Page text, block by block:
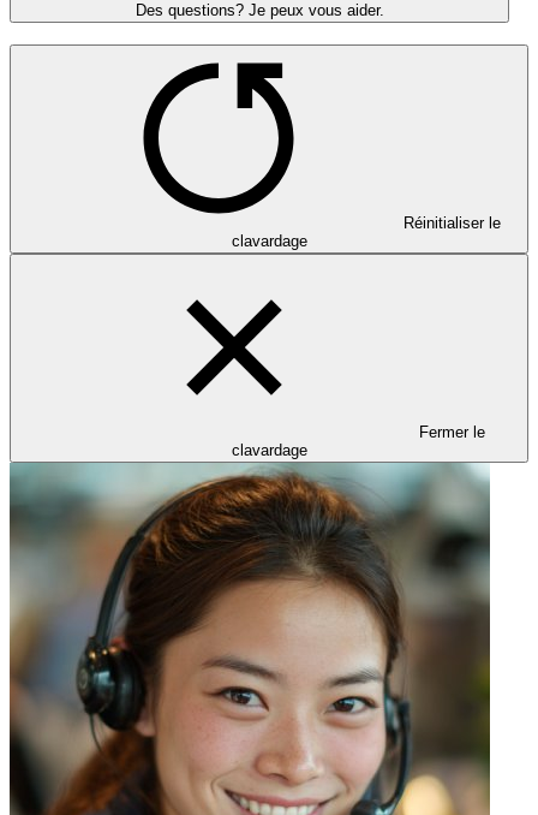
Des questions? Je peux vous aider.
Réinitialiser le
clavardage
Fermer le
clavardage